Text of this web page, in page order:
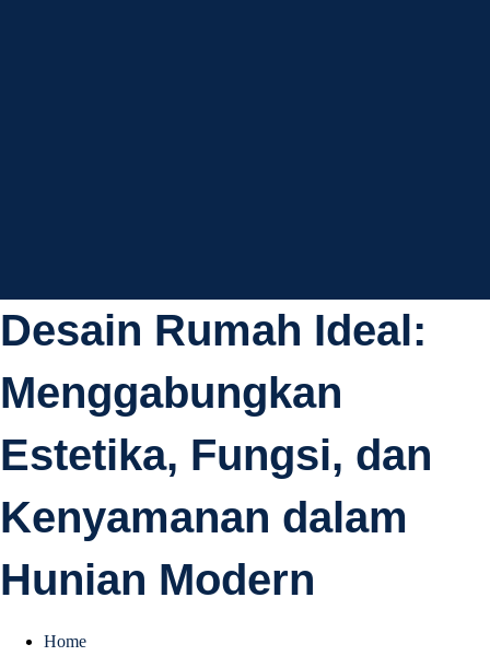
AD Studio – Jasa
Arsitek Profesional
Bersertifikasi
AD Studio – Jasa Arsitek Profesional Bersertifikasi
Desain Rumah Ideal:
Menggabungkan
Estetika, Fungsi, dan
Kenyamanan dalam
Hunian Modern
Home